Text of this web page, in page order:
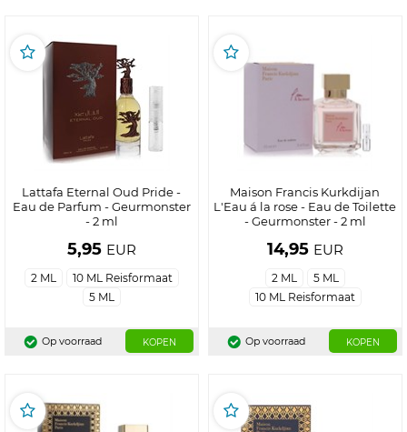
Lattafa Eternal Oud Pride -
Eau de Parfum - Geurmonster
- 2 ml
5,95 EUR
2 ML
10 ML Reisformaat
5 ML
Op voorraad KOPEN
Maison Francis Kurkdijan
L'Eau á la rose - Eau de Toilette
- Geurmonster - 2 ml
14,95 EUR
2 ML
5 ML
10 ML Reisformaat
Op voorraad KOPEN